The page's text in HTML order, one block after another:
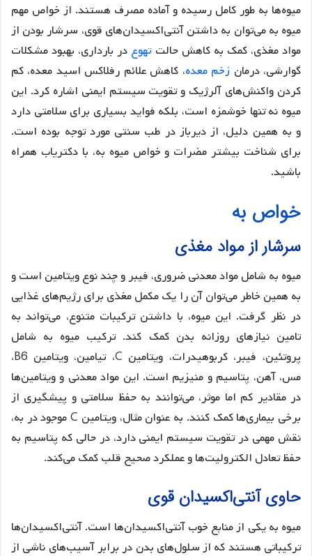
میوه‌ها به طور کامل رسیده و آماده مصرف هستند. از خواص مهم
میوه به می‌توان به داشتن آنتی‌اکسیدان‌های قوی، سرشار بودن از
مواد مغذی، کمک به کاهش حالتتهوع در بارداری، بهبود مشکلات
گوارشی، درمان زخم معده، کاهش علائم رفلاکس اسید معده، کم
کردن واکنش‌های آلرژیک و تقویت سیستم ایمنی اشاره کرد. این
میوه نه تنها خوشمزه است، بلکه فواید بسیاری برای سلامتی دارد
و به همین دلیل، از دیرباز در طب سنتی مورد توجه بوده است.
برای شناخت بیشتر مضرات و خواص میوه به، با دکتریاب همراه
باشید.
خواص به
سرشار از مواد مغذی
میوه به شامل مواد معدنی ضروری، فیبر و چند نوع ویتامین است و
به همین خاطر می‌توان آن را یک مکمل مغذی برای رژیم‌های غذایی
در نظر گرفت. این میوه، با داشتن ترکیبات متنوع، می‌تواند به
تامین نیازهای روزانه بدن کمک کند. ترکیب میوه به شامل
پروتئین، فیبر، کربوهیدرات، ویتامین C، تیامین، ویتامین B6،
مس، آهن، پتاسیم و منیزیم است. این مواد معدنی و ویتامین‌ها
در مقادیر کم اما موثر، می‌توانند به حفظ سلامتی و پیشگیری از
برخی بیماری‌ها کمک کنند. به عنوان مثال، ویتامین C موجود در به،
نقش مهمی در تقویت سیستم ایمنی دارد، در حالی که پتاسیم به
حفظ تعادل الکترولیت‌ها و عملکرد صحیح قلب کمک می‌کند.
حاوی آنتی‌اکسیدان قوی
میوه به یکی از منابع خوب آنتی‌اکسیدان‌ها است. آنتی‌اکسیدان‌ها
ترکیباتی هستند که از سلول‌های بدن در برابر آسیب‌های ناشی از